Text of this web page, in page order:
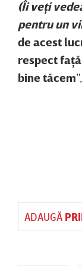
(Îi veţi
pentru un
de acest
respect
bine tăcem
ADAUGĂ